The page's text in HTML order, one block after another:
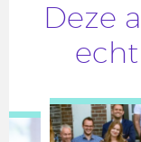
Deze